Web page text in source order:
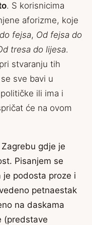
. S korisnicima
aforizme, koje
fejsa, Od fejsa do
tresa do lijesa.
stvaranju tih
sve bavi u
ili ima i
će na ovom
gdje je
Pisanjem se
je podosta proze i
petnaestak
na daskama
(predstave